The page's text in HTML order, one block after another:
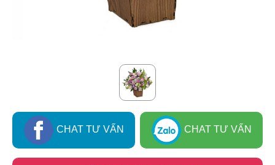
CHAT TƯ VẤN CHAT TƯ VẤN